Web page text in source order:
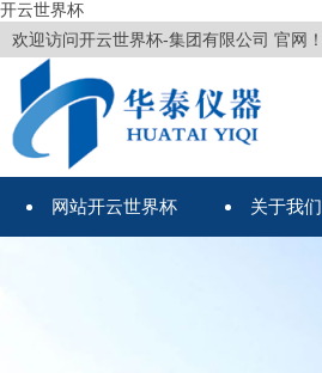
开云世界杯
欢迎访问开云世界杯-集团有限公司 官网！
网站开云世界杯 关于我们